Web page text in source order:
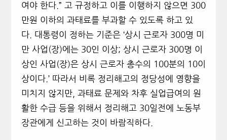
여야 한다.” 고 규정하고 이를 이행하지 않으면 300
만원 이하의 과태료를 부과할 수 있도록 하고 있
다. 대통령이 정하는 기준은 ‘상시 근로자 300명 미
만 사업(장)에는 30인 이상; 상시 근로자 300명 이
상인 사업(장)은 상시 근로자 총수의 100분의 10이
상이다.’ 따라서 비록 정리해고의 정당성에 영향을
미치지 않지만, 과태료 문제와 차후 실업급여의 원
활한 수급 등을 위해서 정리해고 30일전에 노동부
장관에게 신고하는 것이 바람직하다.